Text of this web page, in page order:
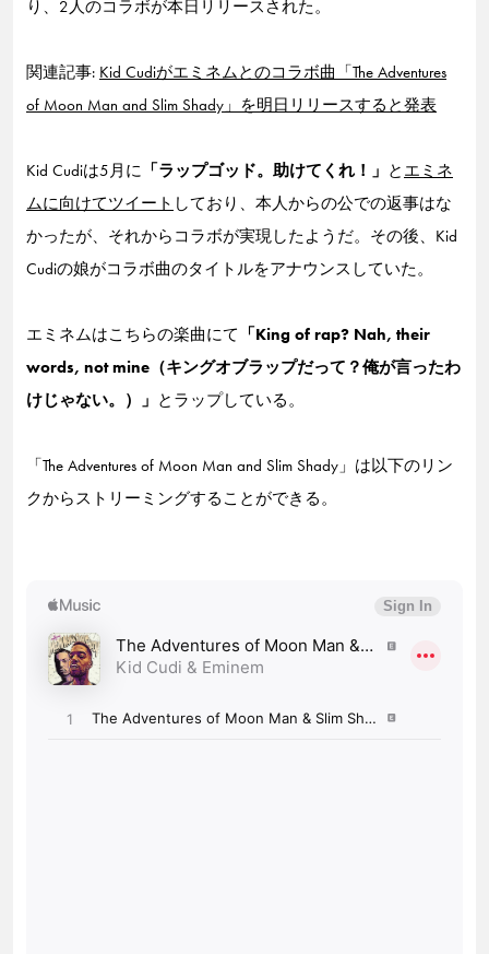
り、2人のコラボが本日リリースされた。
関連記事: Kid Cudiがエミネムとのコラボ曲「The Adventures
of Moon Man and Slim Shady」を明日リリースすると発表
Kid Cudiは5月に 「ラップゴッド。助けてくれ！」 と エミネ
ムに向けてツイート しており、本人からの公での返事はな
かったが、それからコラボが実現したようだ。その後、Kid
Cudiの娘がコラボ曲のタイトルをアナウンスしていた。
エミネムはこちらの楽曲にて 「King of rap? Nah, their
words, not mine（キングオブラップだって？俺が言ったわ
けじゃない。）」 とラップしている。
「The Adventures of Moon Man and Slim Shady」は以下のリン
クからストリーミングすることができる。